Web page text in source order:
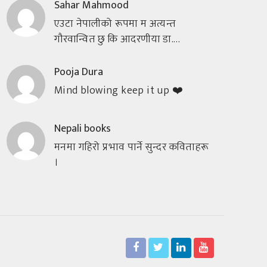
Sahar Mahmood
एउटा नेपालीको रूपमा म अत्यन्त
गौरवान्वित छु कि आदरणीया डा.…
Pooja Dura
Mind blowing keep it up ❤️
Nepali books
मनमा गहिरो प्रभाव पार्ने सुन्दर कविताहरू
।